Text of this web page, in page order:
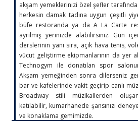
akşam yemeklerinizi özel şefler
herkesin damak tadına uygun çeşitli
büfe restoranda ya da A La Carte
ayrılmış yerinizde alabilirsiniz. Gün
derslerinin yanı sıra, açık hava tenis,
vücut geliştirme ekipmanlarının da yer
Technogym ile donatılan spor
Akşam yemeğinden sonra dilerseniz
bar ve kafelerinde vakit geçirip canlı
Broadway stili müzikallerden
katılabilir, kumarhanede şansınızı
ve konaklama gemimizde.